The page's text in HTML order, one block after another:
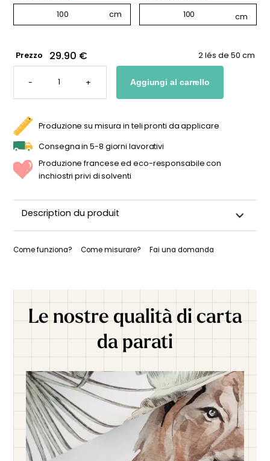
Prezzo 29.90 € 2 lés de 50 cm
-
CARTA
PARATI
FIORI
CAMERA
DI
BAMBINA
+ Aggiungi al carrello
Produzione su misura in teli pronti da applicare
Consegna in 5-8 giorni lavorativi
Produzione francese ed eco-responsabile con
inchiostri privi di solventi
Description du produit
Come funziona? Come misurare? Fai una domanda
Le nostre qualità di carta
da parati